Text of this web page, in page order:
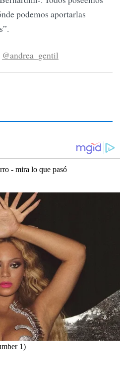
podemos aportarlas
@andrea_gentil